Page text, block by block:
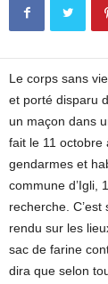
Le corps sans
et porté disparu
un maçon dans
fait le 11 octobre
gendarmes et
commune d’Igli,
recherche. C’est
rendu sur les
sac de farine
dira que selon